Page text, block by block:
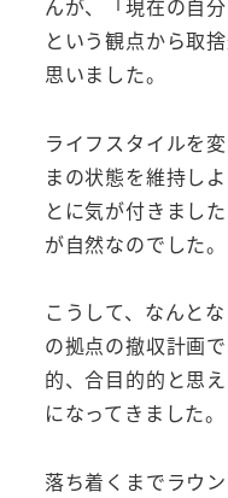
んが、「現在の自
という観点から取
思いました。
ライフスタイルを
まの状態を維持し
とに気が付きまし
が自然なのでした。
こうして、なんと
の拠点の撤収計画
的、合目的的と思
になってきました。
落ち着くまでラウ